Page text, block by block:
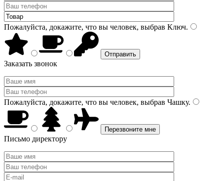
Пожалуйста, докажите, что вы человек, выбрав Ключ.
Заказать звонок
Пожалуйста, докажите, что вы человек, выбрав Чашку.
Письмо директору